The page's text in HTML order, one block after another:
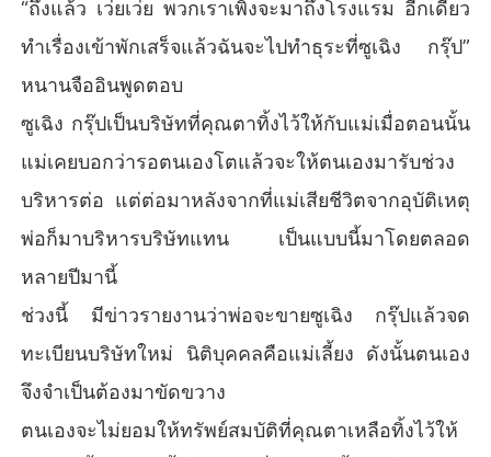
“ถึงแล้ว เว่ยเว่ย พวกเราเพิ่งจะมาถึงโรงแรม อีกเดี๋ยว
ทำเรื่องเข้าพักเสร็จแล้วฉันจะไปทำธุระที่ซูเฉิง กรุ๊ป”
หนานจืออินพูดตอบ
ซูเฉิง กรุ๊ปเป็นบริษัทที่คุณตาทิ้งไว้ให้กับแม่เมื่อตอนนั้น
แม่เคยบอกว่ารอตนเองโตแล้วจะให้ตนเองมารับช่วง
บริหารต่อ แต่ต่อมาหลังจากที่แม่เสียชีวิตจากอุบัติเหตุ
พ่อก็มาบริหารบริษัทแทน เป็นแบบนี้มาโดยตลอด
หลายปีมานี้
ช่วงนี้ มีข่าวรายงานว่าพ่อจะขายซูเฉิง กรุ๊ปแล้วจด
ทะเบียนบริษัทใหม่ นิติบุคคลคือแม่เลี้ยง ดังนั้นตนเอง
จึงจำเป็นต้องมาขัดขวาง
ตนเองจะไม่ยอมให้ทรัพย์สมบัติที่คุณตาเหลือทิ้งไว้ให้